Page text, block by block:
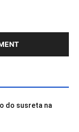
do susreta na